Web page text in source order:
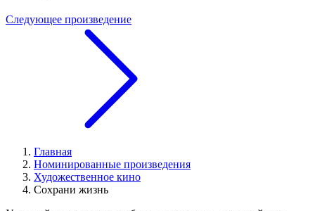
Следующее произведение
Главная
Номинированные произведения
Художественное кино
Сохрани жизнь